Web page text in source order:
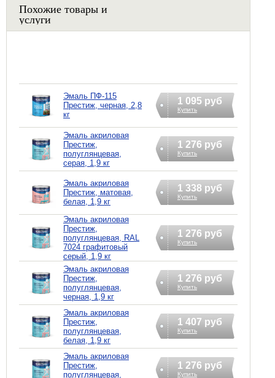
Похожие товары и
услуги
Эмаль ПФ-115
Престиж, черная, 2,8
кг
1 095 руб
Купить
Эмаль акриловая
Престиж,
полуглянцевая,
серая, 1,9 кг
1 276 руб
Купить
Эмаль акриловая
Престиж, матовая,
белая, 1,9 кг
1 338 руб
Купить
Эмаль акриловая
Престиж,
полуглянцевая, RAL
7024 графитовый
серый, 1,9 кг
1 276 руб
Купить
Эмаль акриловая
Престиж,
полуглянцевая,
черная, 1,9 кг
1 276 руб
Купить
Эмаль акриловая
Престиж,
полуглянцевая,
белая, 1,9 кг
1 407 руб
Купить
Эмаль акриловая
Престиж,
полуглянцевая,
1 276 руб
Купить